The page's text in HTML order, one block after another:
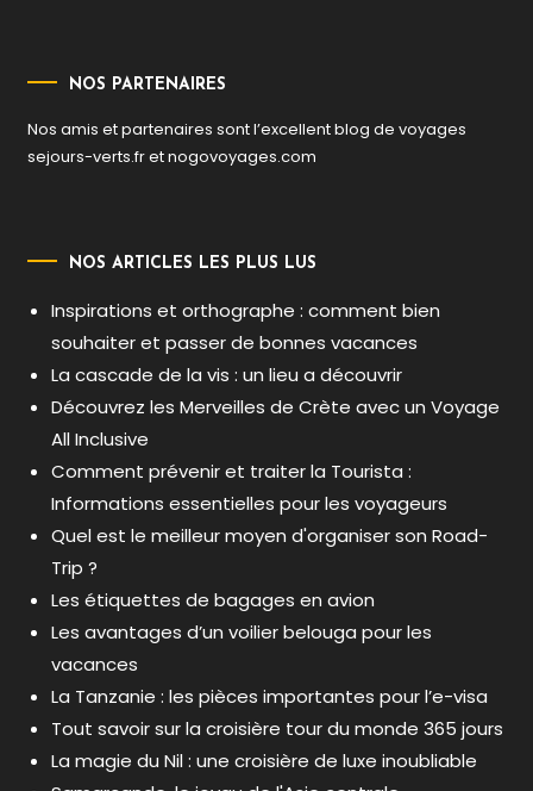
NOS PARTENAIRES
Nos amis et partenaires sont l’excellent blog de voyages
sejours-verts.fretnogovoyages.com
NOS ARTICLES LES PLUS LUS
Inspirations et orthographe : comment bien
souhaiter et passer de bonnes vacances
La cascade de la vis : un lieu a découvrir
Découvrez les Merveilles de Crète avec un Voyage
All Inclusive
Comment prévenir et traiter la Tourista :
Informations essentielles pour les voyageurs
Quel est le meilleur moyen d'organiser son Road-
Trip ?
Les étiquettes de bagages en avion
Les avantages d’un voilier belouga pour les
vacances
La Tanzanie : les pièces importantes pour l’e-visa
Tout savoir sur la croisière tour du monde 365 jours
La magie du Nil : une croisière de luxe inoubliable